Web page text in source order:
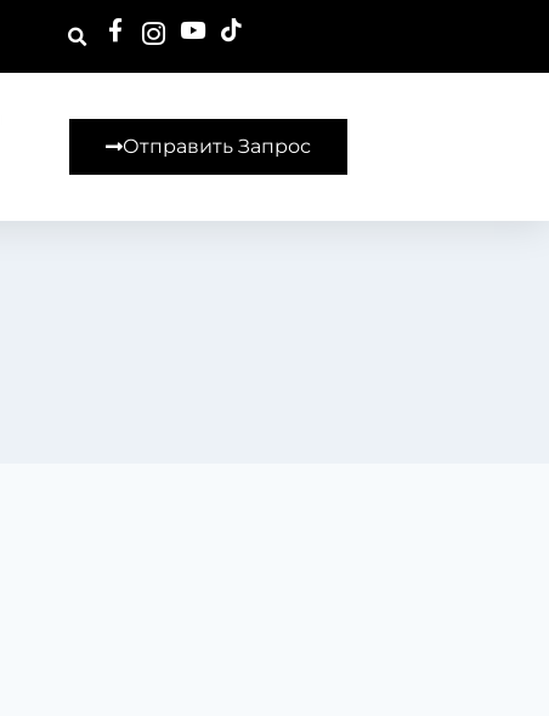
Отправить Запрос